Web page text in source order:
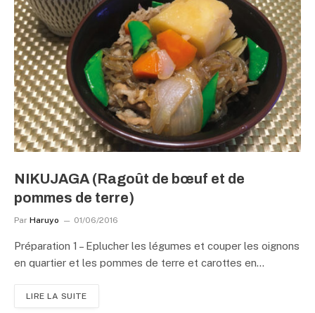
NIKUJAGA (Ragoût de bœuf et de
pommes de terre)
Par Haruyo 01/06/2016
Préparation 1 – Eplucher les légumes et couper les oignons
en quartier et les pommes de terre et carottes en…
LIRE LA SUITE